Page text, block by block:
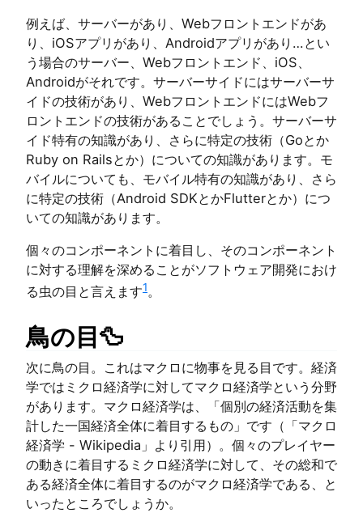
例えば、サーバーがあり、Webフロントエンドがあ
り、iOSアプリがあり、Androidアプリがあり…とい
う場合のサーバー、Webフロントエンド、iOS、
Androidがそれです。サーバーサイドにはサーバーサ
イドの技術があり、WebフロントエンドにはWebフ
ロントエンドの技術があることでしょう。サーバーサ
イド特有の知識があり、さらに特定の技術（Goとか
Ruby on Railsとか）についての知識があります。モ
バイルについても、モバイル特有の知識があり、さら
に特定の技術（Android SDKとかFlutterとか）につ
いての知識があります。
個々のコンポーネントに着目し、そのコンポーネント
に対する理解を深めることがソフトウェア開発におけ
る虫の目と言えます1。
鳥の目🦆
次に鳥の目。これはマクロに物事を見る目です。経済
学ではミクロ経済学に対してマクロ経済学という分野
があります。マクロ経済学は、「個別の経済活動を集
計した一国経済全体に着目するもの」です（「マクロ
経済学 - Wikipedia」より引用）。個々のプレイヤー
の動きに着目するミクロ経済学に対して、その総和で
ある経済全体に着目するのがマクロ経済学である、と
いったところでしょうか。